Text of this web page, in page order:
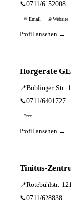
📞0711/6152008
✉ Email 🌐 Website
Profil ansehen →
Hörgeräte
📍Böblinger Str.
📞0711/6401727
Free
Profil ansehen →
Tinitus-
📍Rotebühlstr.
📞0711/628838